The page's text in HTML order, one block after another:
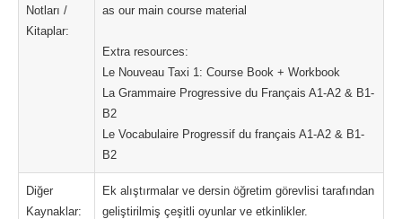
Notları /
Kitaplar:
as our main course material
Extra resources:
Le Nouveau Taxi 1: Course Book + Workbook
La Grammaire Progressive du Français A1-A2 & B1-
B2
Le Vocabulaire Progressif du français A1-A2 & B1-
B2
Diğer
Kaynaklar:
Ek alıştırmalar ve dersin öğretim görevlisi tarafından
geliştirilmiş çeşitli oyunlar ve etkinlikler.